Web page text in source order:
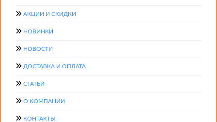
АКЦИИ И СКИДКИ
НОВИНКИ
НОВОСТИ
ДОСТАВКА И ОПЛАТА
СТАТЬИ
О КОМПАНИИ
КОНТАКТЫ